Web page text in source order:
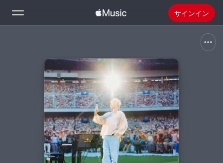
サインイン
ホーム
新着おすすめ
ラジオ
Apple Musicをインストール